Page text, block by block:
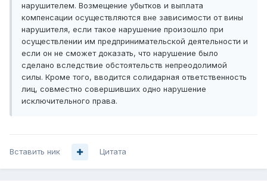
нарушителем. Возмещение убытков и выплата
компенсации осуществляются вне зависимости от вины
нарушителя, если такое нарушение произошло при
осуществлении им предпринимательской деятельности и
если он не сможет доказать, что нарушение было
сделано вследствие обстоятельств непреодолимой
силы. Кроме того, вводится солидарная ответственность
лиц, совместно совершивших одно нарушение
исключительного права.
Вставить ник Цитата